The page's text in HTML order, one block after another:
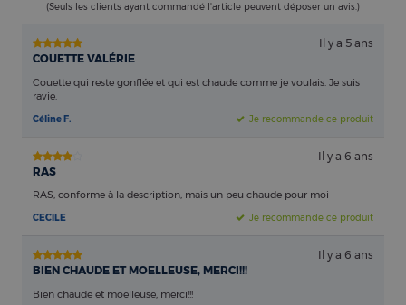
(Seuls les clients ayant commandé l'article peuvent déposer un avis.)
COUETTE VALÉRIE
Il y a 5 ans
Couette qui reste gonflée et qui est chaude comme je voulais. Je suis
ravie.
Céline F.
Je recommande ce produit
RAS
Il y a 6 ans
RAS, conforme à la description, mais un peu chaude pour moi
CECILE
Je recommande ce produit
BIEN CHAUDE ET MOELLEUSE, MERCI!!!
Il y a 6 ans
Bien chaude et moelleuse, merci!!!